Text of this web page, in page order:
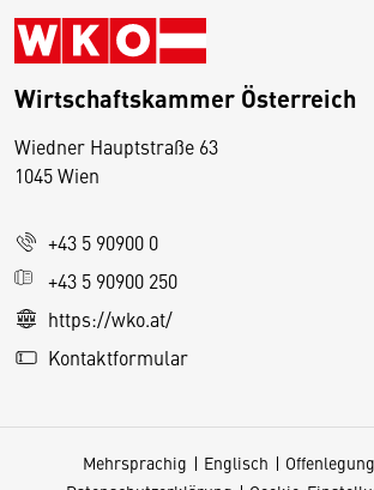
Wirtschaftskammer Österreich
Wiedner Hauptstraße 63
1045 Wien
+43 5 90900 0
+43 5 90900 250
https://wko.at/
Kontaktformular
Mehrsprachig Englisch Offenlegung
D
s
e
S
e